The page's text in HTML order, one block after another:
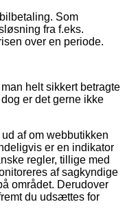
Som
fra f.eks.
over en periode.
helt sikkert betragte
er det gerne ikke
af om webbutikken
er en indikator
regler, tillige med
af sagkyndige
området. Derudover
du udsættes for